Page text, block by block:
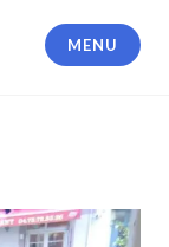
MENU